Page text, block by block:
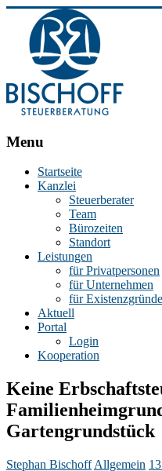
BISCHOFF
Stephan
Steuerberater
Essen
Menu
Startseite
Kanzlei
Steuerberater
Team
Bürozeiten
Standort
Leistungen
für Privatpersonen
für Unternehmen
für
Aktuell
Portal
Login
Kooperation
Keine
Gartengrundstück
Stephan Bischoff Allgemein